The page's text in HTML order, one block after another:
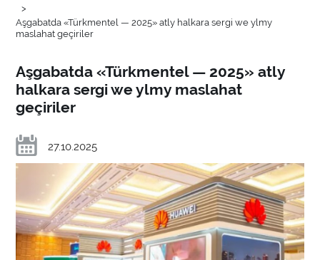
>
Aşgabatda «Türkmentel — 2025» atly halkara sergi we ylmy
maslahat geçiriler
Aşgabatda «Türkmentel — 2025» atly
halkara sergi we ylmy maslahat
geçiriler
27.10.2025